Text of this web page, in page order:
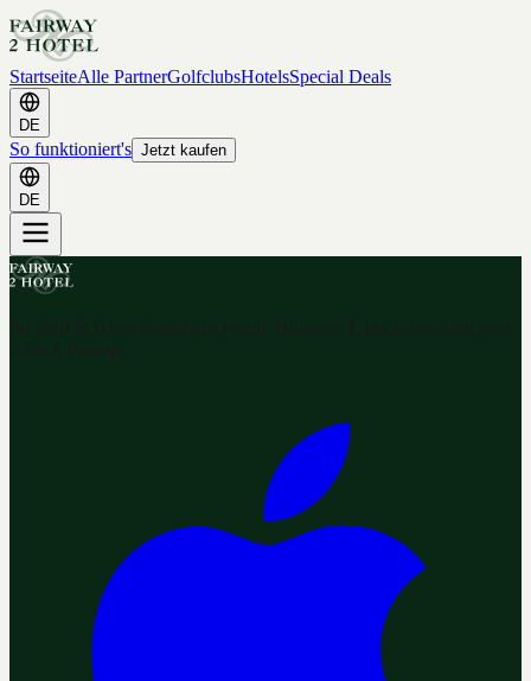
StartseiteAlle PartnerGolfclubsHotelsSpecial Deals
DE
So funktioniert's Jetzt kaufen
DE